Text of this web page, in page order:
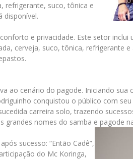
refrigerante, suco, tônica e
disponível.
e privacidade. Este setor inclui
cerveja, suco, tônica, refrigerante e
ao cenário do pagode. Iniciando sua
conquistou o público com
carreira solo, trazendo
nomes do samba e pagode
sucesso: “Então Cadê”,
do Mc Koringa,